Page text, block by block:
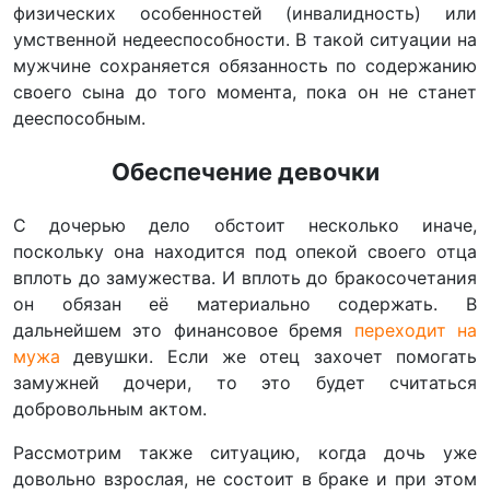
физических особенностей (инвалидность) или
умственной недееспособности. В такой ситуации на
мужчине сохраняется обязанность по содержанию
своего сына до того момента, пока он не станет
дееспособным.
Обеспечение девочки
С дочерью дело обстоит несколько иначе,
поскольку она находится под опекой своего отца
вплоть до замужества. И вплоть до бракосочетания
он обязан её материально содержать. В
дальнейшем это финансовое бремя переходит на
мужа девушки. Если же отец захочет помогать
замужней дочери, то это будет считаться
добровольным актом.
Рассмотрим также ситуацию, когда дочь уже
довольно взрослая, не состоит в браке и при этом